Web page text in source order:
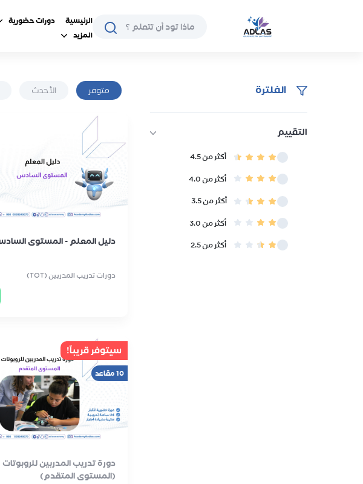
الرئيسية دورات حضورية
المزيد
الفلترة
التقييم
أكثر من 4.5
أكثر من 4.0
أكثر من 3.5
أكثر من 3.0
أكثر من 2.5
متوفر الأحدث
دليل المعلم - المستوى
دورات تدريب المدربين (TOT)
سيتوفر قريباً!
10 مقاعد
دورة تدريب المدربين للروبوتات
(المستوى المتقدم)